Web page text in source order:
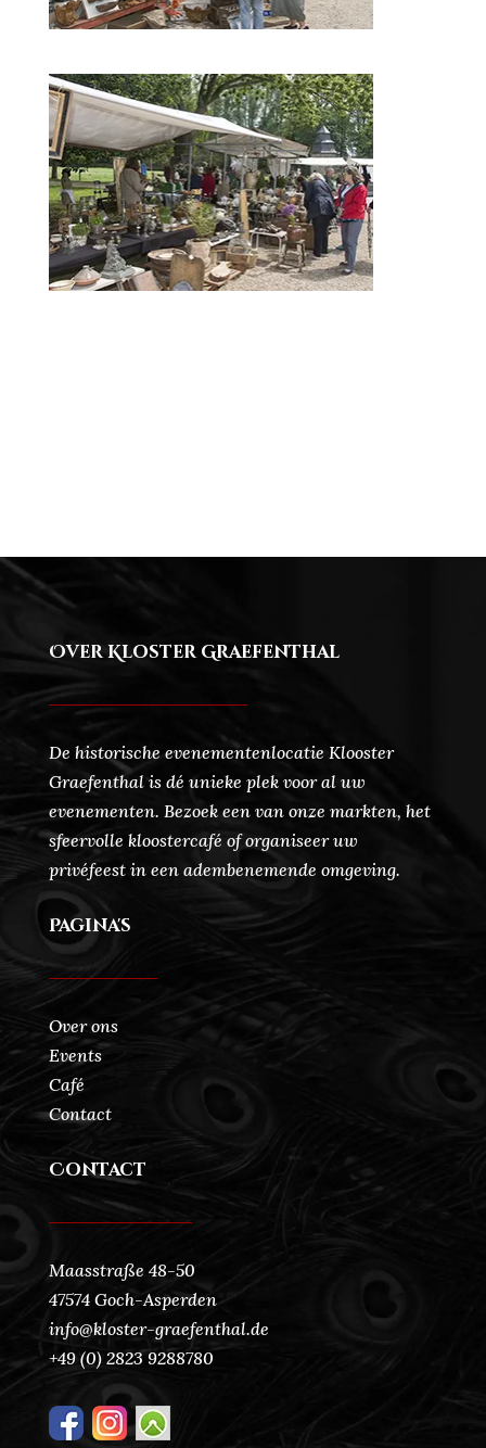
Over Kloster Graefenthal
De historische evenementenlocatie Klooster
Graefenthal is dé unieke plek voor al uw
evenementen. Bezoek een van onze markten, het
sfeervolle kloostercafé of organiseer uw
privéfeest in een adembenemende omgeving.
Pagina's
Over ons
Events
Café
Contact
Contact
Maasstraße 48-50
47574 Goch-Asperden
info@kloster-graefenthal.de
+49 (0) 2823 9288780